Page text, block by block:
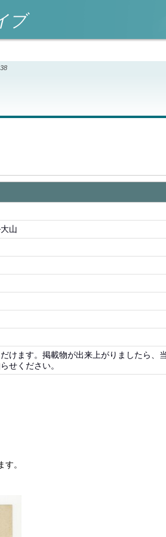
ブ
山
けます。掲載物が出来上がりましたら
せください。
。